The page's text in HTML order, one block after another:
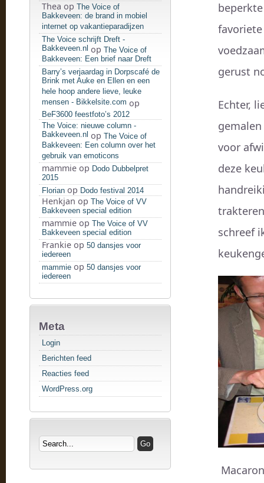
Thea op The Voice of
Bakkeveen: de brand in mobiel
internet op vakantieparadijzen
The Voice schrijft Dreft -
Bakkeveen.nl op The Voice of
Bakkeveen: Een brief naar Dreft
Barry’s verjaardag in Dorpscafé de
Brink met Auke en Ellen en een
hele hoop andere lieve, leuke
mensen - Bikkelsite.com op
BeF3600 feestfoto’s 2012
The Voice: nieuwe column -
Bakkeveen.nl op The Voice of
Bakkeveen: Een column over het
gebruik van emoticons
mammie op Dodo Dubbelpret
2015
Florian op Dodo festival 2014
Henkjan op The Voice of VV
Bakkeveen special edition
mammie op The Voice of VV
Bakkeveen special edition
Frankie op 50 dansjes voor
iedereen
mammie op 50 dansjes voor
iedereen
Meta
Login
Berichten feed
Reacties feed
WordPress.org
gerust
Echter,
voor
deze
schreef